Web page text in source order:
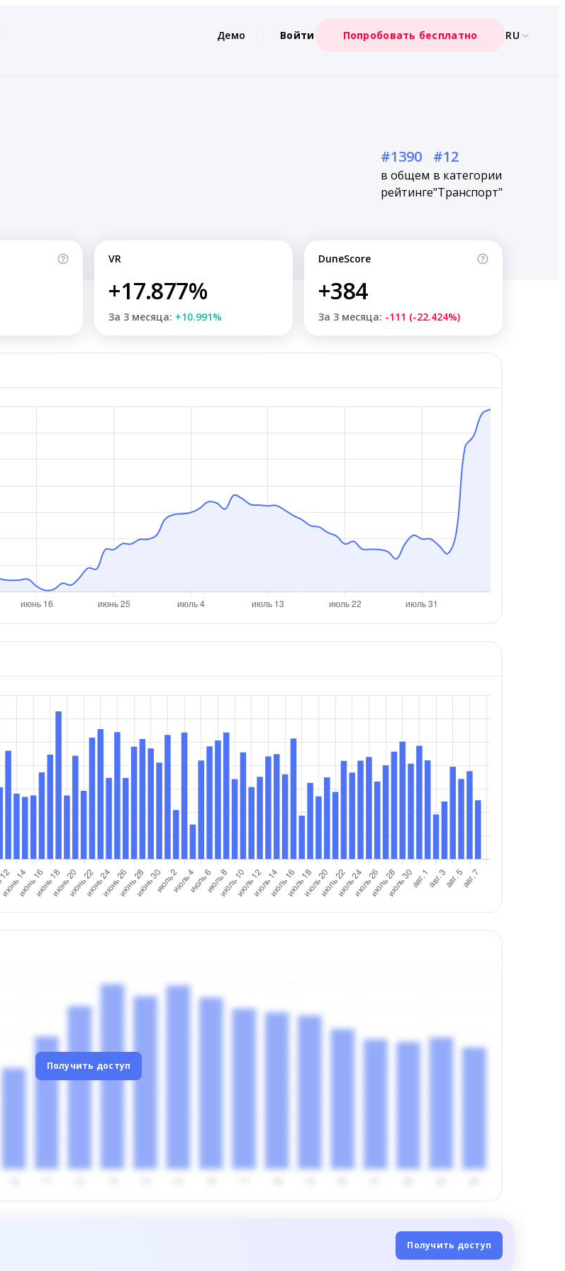
Демо Войти Попробовать бесплатно RU
#1390
в общем
рейтинге
#12
в категории
"Транспорт"
VR
+17.877%
За 3 месяца: +10.991%
DuneScore
+384
За 3 месяца: -111 (-22.424%)
Получить доступ
Получить доступ